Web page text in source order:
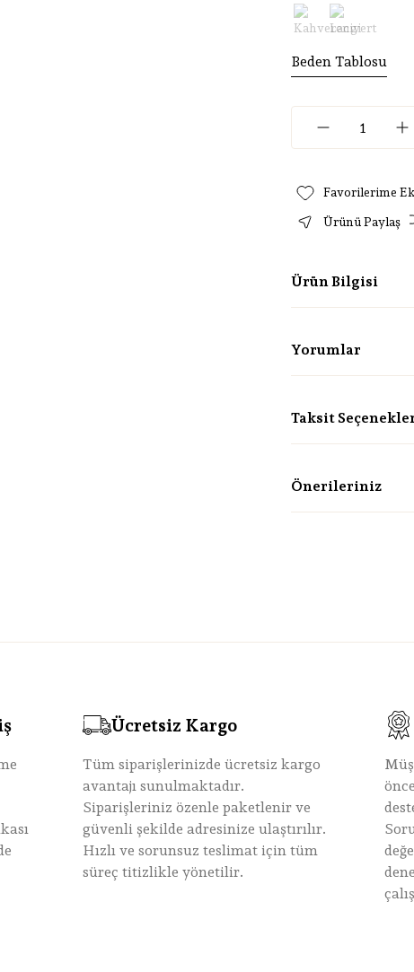
Beden Tablosu
Ürünü Paylaş
Ürün Bilgisi
Yorumlar
Taksit
Önerileriniz
Ücretsiz Kargo
Tüm siparişlerinizde ücretsiz kargo
avantajı sunulmaktadır.
Siparişleriniz özenle paketlenir ve
güvenli şekilde adresinize ulaştırılır.
Hızlı ve sorunsuz teslimat için tüm
süreç titizlikle yönetilir.